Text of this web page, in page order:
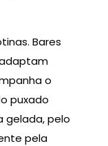
Bares
o
puxado
gelada, pelo
pela